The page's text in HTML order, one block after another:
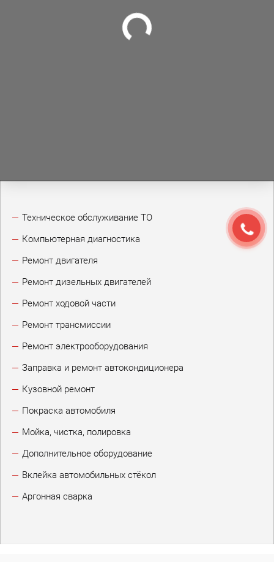
Техническое обслуживание ТО
Компьютерная диагностика
Ремонт двигателя
Ремонт дизельных двигателей
Ремонт ходовой части
Ремонт трансмиссии
Ремонт электрооборудования
Заправка и ремонт автокондиционера
Кузовной ремонт
Покраска автомобиля
Мойка, чистка, полировка
Дополнительное оборудование
Вклейка автомобильных стёкол
Аргонная сварка